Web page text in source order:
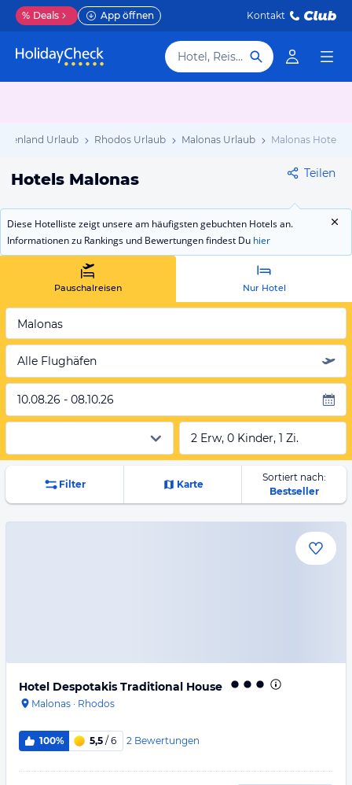
% Deals App öffnen Kontakt
Hotel, Reiseziel
Urlaub Rhodos Urlaub Malonas Urlaub Malonas Hotels
Hotels Malonas Teilen
Diese Hotelliste zeigt unsere am häufigsten gebuchten Hotels an.
Informationen zu Rankings und Bewertungen findest Du hier
Pauschalreisen Nur Hotel
Malonas
Alle Flughäfen
10.08.26 - 08.10.26
2 Erw, 0 Kinder, 1 Zi.
Filter Karte
Sortiert nach:
Bestseller
Hotel Despotakis Traditional House
Malonas · Rhodos
100% 5,5 / 6 2 Bewertungen